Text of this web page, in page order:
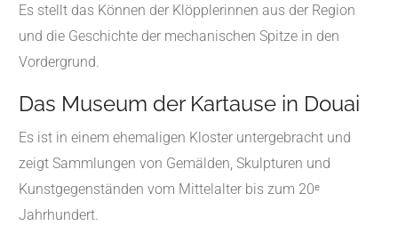
Es stellt das Können der Klöpplerinnen aus der Region
und die Geschichte der mechanischen Spitze in den
Vordergrund.
Das Museum der Kartause in Douai
Es ist in einem ehemaligen Kloster untergebracht und
zeigt Sammlungen von Gemälden, Skulpturen und
Kunstgegenständen vom Mittelalter bis zum 20ᵉ
Jahrhundert.